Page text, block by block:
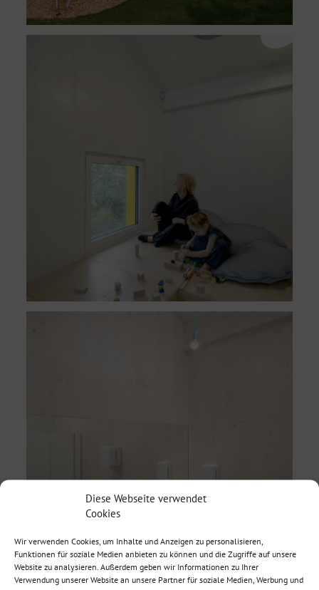
Diese Webseite verwendet
Cookies
Wir verwenden Cookies, um Inhalte und Anzeigen zu personalisieren,
Funktionen für soziale Medien anbieten zu können und die Zugriffe auf unsere
Website zu analysieren. Außerdem geben wir Informationen zu Ihrer
Verwendung unserer Website an unsere Partner für soziale Medien, Werbung und